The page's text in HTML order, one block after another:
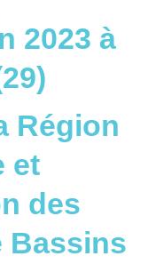
2023 à
Région
et
des
Bassins